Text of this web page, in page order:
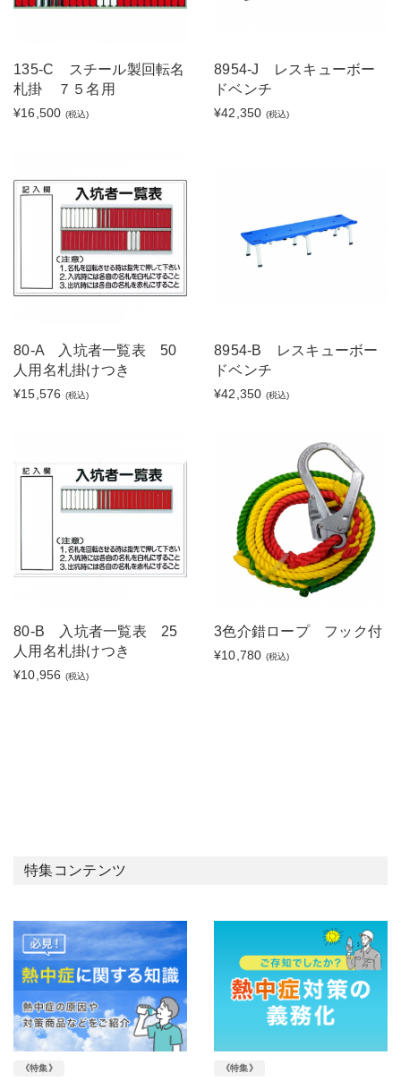
135-C スチール製回転名
札掛 ７５名用
¥16,500 (税込)
8954-J レスキューボー
ドベンチ
¥42,350 (税込)
80-A 入坑者一覧表 50
人用名札掛けつき
¥15,576 (税込)
8954-B レスキューボー
ドベンチ
¥42,350 (税込)
80-B 入坑者一覧表 25
人用名札掛けつき
¥10,956 (税込)
3色介錯ロープ フック付
¥10,780 (税込)
特集コンテンツ
《特集》 《特集》